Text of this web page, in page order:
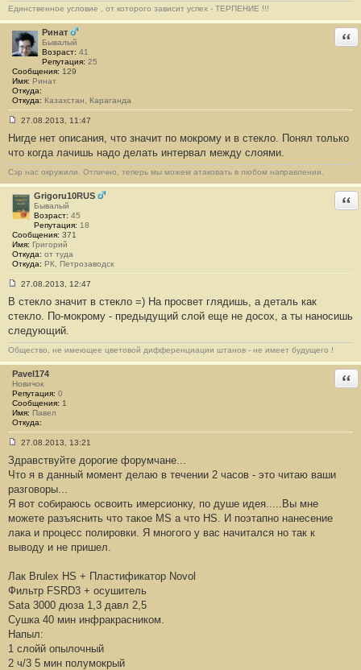
щ
е
н
и
е
#
3
3
6
Единственное условие , от которого зависит успех - ТЕРПЕНИЕ !!!
Ринат
Бывалый
Возраст: 41
Репутация: 25
Сообщения: 129
Имя: Ринат
Откуда:
Откуда: Казахстан, Караганда
о
б
щ
е
н
и
е
#
3
7
27.08.2013, 11:47
Нигде нет описания, что значит по мокрому и в стекло. Понял только
что когда лачишь надо делать интервал между слоями.
Сэр нас окружили. Отлично, теперь мы можем атаковать в любом направлении.
Grigoru10RUS
Бывалый
Возраст: 45
Репутация: 18
Сообщения: 371
Имя: Григорий
Откуда: от туда
Откуда: РК, Петрозаводск
о
б
щ
н
#
3
3
8
27.08.2013, 12:47
В стекло значит в стекло =) На просвет глядишь, а деталь как
стекло. По-мокрому - предыдущий слой еще не досох, а ты наносишь
следующий.
Общество, не имеющее цветовой дифференциации штанов - не имеет будущего !
Pavel174
Новичок
Репутация: 0
Сообщения: 1
Имя: Павел
Откуда:
о
о
б
щ
н
и
#
3
27.08.2013, 13:21
Здравствуйте дорогие форумчане...
Что я в данный момент делаю в течении 2 часов - это читаю ваши
разговоры...
Я вот собираюсь освоить имерсионку, по душе идея.....Вы мне
можете разъяснить что такое MS а что HS. И поэтапно нанесение
лака и процесс полировки. Я многого у вас начитался но так к
выводу и не пришел.
Лак Brulex HS + Пластификатор Novol
Фильтр FSRD3 + осушитель
Sata 3000 дюза 1,3 давл 2,5
Сушка 40 мин инфракрасником.
Напыл:
1 слойй опылочный
2 ч/3 5 мин полумокрый